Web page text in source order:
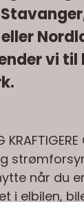
vi til
når du
i elbilen,